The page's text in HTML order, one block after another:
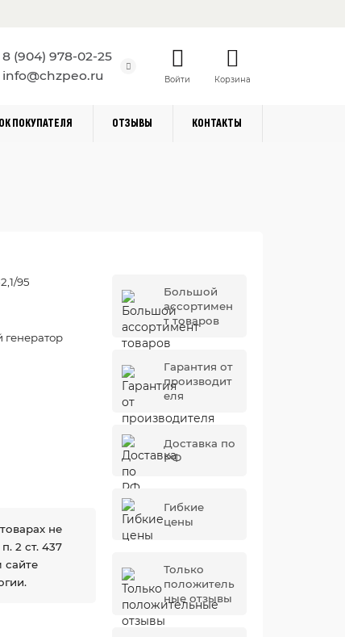
8 (904) 978-02-25
info@chzpeo.ru
Войти Корзина
ПОКУПАТЕЛЯ ОТЗЫВЫ КОНТАКТЫ
95
генератор
не
2 ст. 437
сайте
Большой
ассортимен
т товаров
Гарантия от
производит
еля
Доставка по
РФ
Гибкие
цены
Только
положитель
ные отзывы